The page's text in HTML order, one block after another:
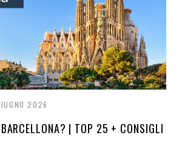
2026
BARCELLONA? | TOP 25 + CONSIGLI